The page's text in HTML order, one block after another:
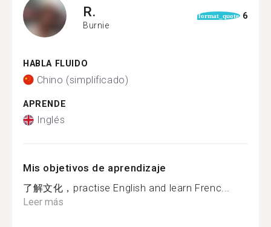
R.
Burnie
format_quote 6
HABLA FLUIDO
Chino (simplificado)
APRENDE
Inglés
Mis objetivos de aprendizaje
了解文化，practise English and learn Frenc...
Leer más